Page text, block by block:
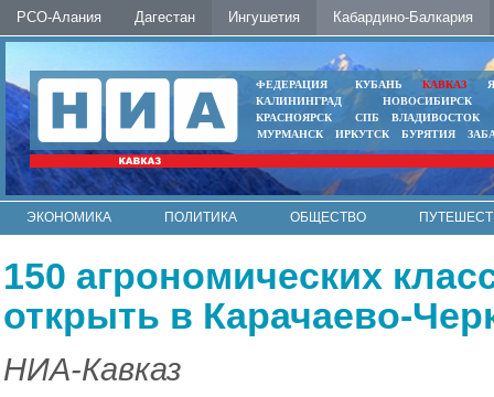
РСО-Алания Дагестан Ингушетия Кабардино-Балкария
ФЕДЕРАЦИЯ КУБАНЬ КАВКАЗ
КАЛИНИНГРАД
НОВОСИБИРСК
КРАСНОЯРСК
СПБ
ВЛАДИВОСТОК
МУРМАНСК
ИРКУТСК БУРЯТИЯ
ЭКОНОМИКА ПОЛИТИКА ОБЩЕСТВО
150 агрономических
открыть в Карачаево-
НИА-Кавказ